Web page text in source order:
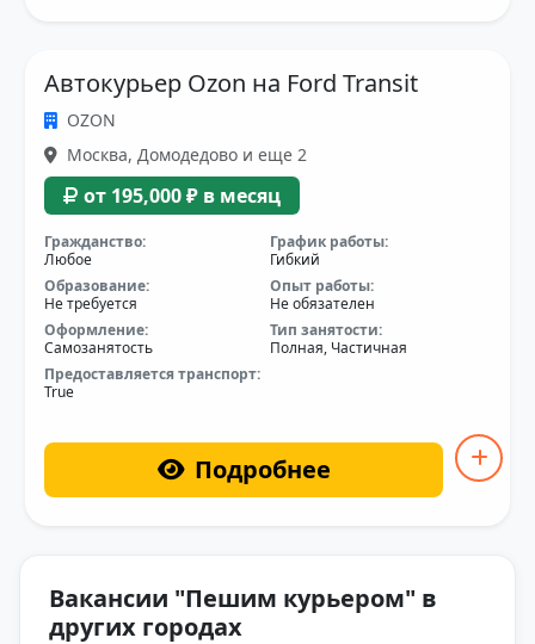
Автокурьер Ozon на Ford Transit
OZON
Москва, Домодедово и еще 2
от 195,000 ₽ в месяц
Гражданство:
Любое
График работы:
Гибкий
Образование:
Не требуется
Опыт работы:
Не обязателен
Оформление:
Самозанятость
Тип занятости:
Полная, Частичная
Предоставляется транспорт:
True
Подробнее
Вакансии "Пешим курьером" в
других городах